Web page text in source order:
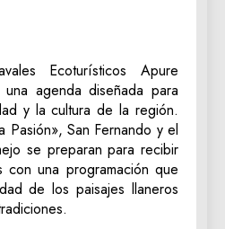
Ecoturísticos Apure
agenda diseñada para
y la cultura de la región.
Pasión», San Fernando y el
se preparan para recibir
con una programación que
de los paisajes llaneros